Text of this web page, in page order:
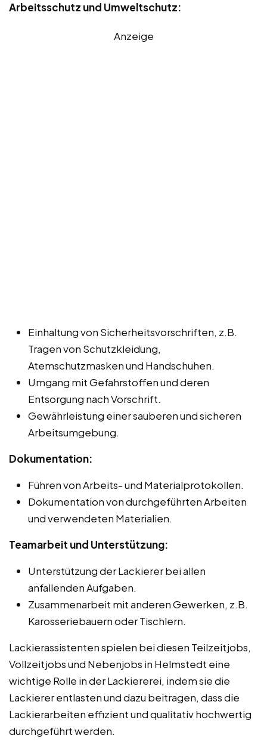
Arbeitsschutz und Umweltschutz:
Anzeige
Einhaltung von Sicherheitsvorschriften, z.B.
Tragen von Schutzkleidung,
Atemschutzmasken und Handschuhen.
Umgang mit Gefahrstoffen und deren
Entsorgung nach Vorschrift.
Gewährleistung einer sauberen und sicheren
Arbeitsumgebung.
Dokumentation:
Führen von Arbeits- und Materialprotokollen.
Dokumentation von durchgeführten Arbeiten
und verwendeten Materialien.
Teamarbeit und Unterstützung:
Unterstützung der Lackierer bei allen
anfallenden Aufgaben.
Zusammenarbeit mit anderen Gewerken, z.B.
Karosseriebauern oder Tischlern.
Lackierassistenten spielen bei diesen Teilzeitjobs,
Vollzeitjobs und Nebenjobs in Helmstedt eine
wichtige Rolle in der Lackiererei, indem sie die
Lackierer entlasten und dazu beitragen, dass die
Lackierarbeiten effizient und qualitativ hochwertig
durchgeführt werden.